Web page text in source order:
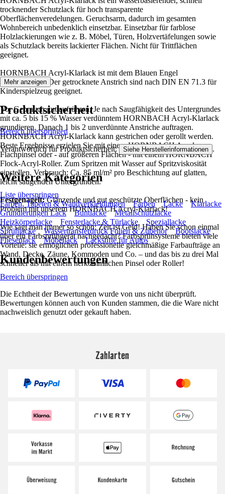
trocknender Schutzlack für hoch transparente
Oberflächenveredelungen. Geruchsarm, dadurch im gesamten
Wohnbereich unbedenklich einsetzbar. Einsetzbar für farblose
Holzlackierungen wie z. B. Möbel, Türen, Holzvertäfelungen sowie
als Schutzlack bereits lackierter Flächen. Nicht für Trittflächen
geeignet.
HORNBACH Acryl-Klarlack ist mit dem Blauen Engel
ausgezeichnet. Der getrocknete Anstrich sind nach DIN EN 71.3 für
Kinderspielzeug geeignet.
Vor Gebrauch gut aufrühren. Je nach Saugfähigkeit des Untergrundes
mit ca. 5 bis 15 % Wasser verdünntem HORNBACH Acryl-Klarlack
grundieren. Danach 1 bis 2 unverdünnte Anstriche auftragen.
HORNBACH Acryl-Klarlack kann gestrichen oder gerollt werden.
Beste Ergebnisse erzielen Sie mit einem HORNBACH Acryl-
Flachpinsel oder - auf größeren Flächen - mit einem HORNBACH
Flock-Acryl-Roller. Zum Spritzen mit Wasser auf Spritzviskosität
einstellen. Verbrauch: Ca. 85 ml/m² pro Beschichtung auf glatten,
leicht saugenden Untergründen.
Festgenagelt:Glänzende und gut geschützte Oberflächen - kein
Problem mit unserem HORNBACH Acryl-Klarlack!
Wie sagt man immer so schön: Zeit ist Geld! Haben Sie schon einmal
über ein Farbsprühgerät nachgedacht? Farbsprühsysteme bieten viele
Vorteile: sie ermöglichen professionelle gleichmäßige Farbaufträge an
Wand, Decke, Zäune, Kommoden und Co. – und das bis zu drei Mal
schneller als mit einem herkömmlichen Pinsel oder Roller!
Mehr anzeigen
Produktsicherheit
Bereich überspringen
Verantwortlich für Produktsicherheit: Siehe Herstellerinformationen .
Weitere Kategorien
Liste überspringen
Farben, Tapeten & Wandverkleidungen
Farben Lacke
Klarlacke
Grundierungen Lack
Buntlacke
Metallschutzlacke
Heizkörperlacke
Fensterlacke & Türlacke
Speziallacke
Sprühlacke
Wassertransferdruck Folien & Zubehör
Bootslacke
Fliesenlack
Möbellack Lackstifte für Autos
Kundenbewertungen
Bereich überspringen
Die Echtheit der Bewertungen wurde von uns nicht überprüft.
Bewertungen können auch von Kunden stammen, die die Ware nicht
nachweislich genutzt oder gekauft haben.
Zahlarten